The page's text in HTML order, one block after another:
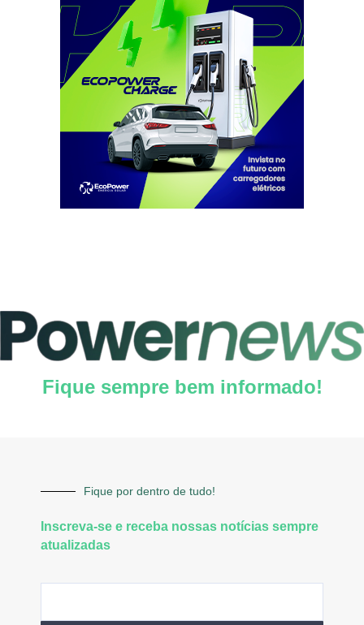
Fique sempre bem informado!
Fique por dentro de tudo!
Inscreva-se e receba nossas notícias sempre
atualizadas